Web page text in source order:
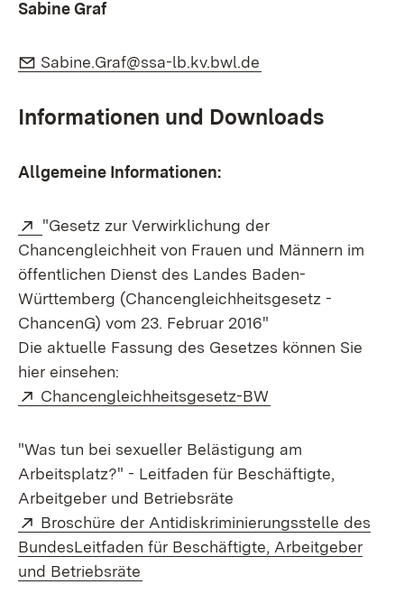
Sabine Graf
E-Mail:
Sabine.Graf@ssa-lb.kv.bwl.de
Informationen und Downloads
Allgemeine Informationen:
Extern:
(Öffnet in neuem Fenster)
"Gesetz zur Verwirklichung der
Chancengleichheit von Frauen und Männern im
öffentlichen Dienst des Landes Baden-
Württemberg (Chancengleichheitsgesetz -
ChancenG) vom 23. Februar 2016"
Die aktuelle Fassung des Gesetzes können Sie
hier einsehen:
Extern:
Chancengleichheitsgesetz-BW
"Was tun bei sexueller Belästigung am
Arbeitsplatz?" - Leitfaden für Beschäftigte,
Arbeitgeber und Betriebsräte
Extern:
Broschüre der Antidiskriminierungsstelle des
BundesLeitfaden für Beschäftigte, Arbeitgeber
und Betriebsräte